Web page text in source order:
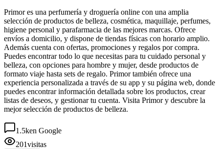
Primor es una perfumería y droguería online con una amplia
selección de productos de belleza, cosmética, maquillaje, perfumes,
higiene personal y parafarmacia de las mejores marcas. Ofrece
envíos a domicilio, y dispone de tiendas físicas con horario amplio.
Además cuenta con ofertas, promociones y regalos por compra.
Puedes encontrar todo lo que necesitas para tu cuidado personal y
belleza, con opciones para hombre y mujer, desde productos de
formato viaje hasta sets de regalo. Primor también ofrece una
experiencia personalizada a través de su app y su página web, donde
puedes encontrar información detallada sobre los productos, crear
listas de deseos, y gestionar tu cuenta. Visita Primor y descubre la
mejor selección de productos de belleza.
1.5ken Google
201visitas